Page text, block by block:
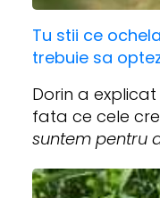
Tu stii ce
trebuie sa
Dorin a
fata ce cele
suntem pentru